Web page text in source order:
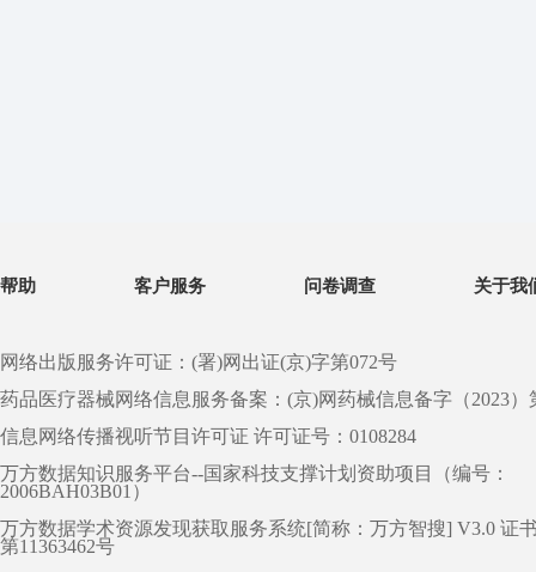
帮助 客户服务 问卷调查 关于我
网络出版服务许可证：(署)网出证(京)字第072号
药品医疗器械网络信息服务备案：(京)网药械信息备字（2023）
信息网络传播视听节目许可证 许可证号：0108284
万方数据知识服务平台--国家科技支撑计划资助项目（编号：
2006BAH03B01）
万方数据学术资源发现获取服务系统[简称：万方智搜] V3.0 证
第11363462号